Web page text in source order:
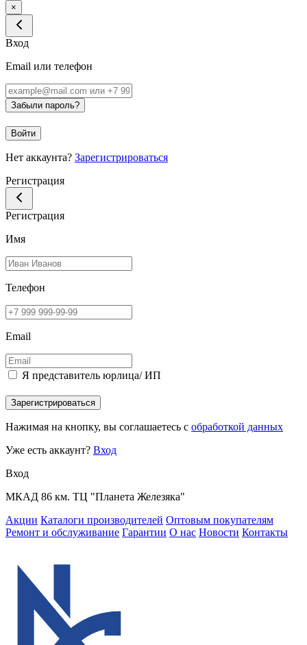
×
Вход
Email или телефон
Забыли пароль?
Войти
Нет аккаунта? Зарегистрироваться
Регистрация
Регистрация
Имя
Телефон
Email
Я представитель юрлица/ ИП
Зарегистрироваться
Нажимая на кнопку, вы соглашаетесь с обработкой данных
Уже есть аккаунт? Вход
Вход
МКАД 86 км. ТЦ "Планета Железяка"
Акции Каталоги производителей Оптовым покупателям
Ремонт и обслуживание Гарантии О нас Новости Контакты